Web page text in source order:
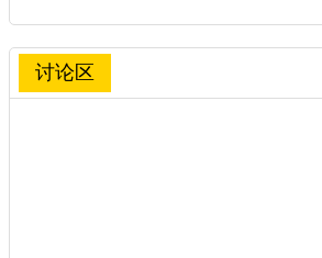
讨论区